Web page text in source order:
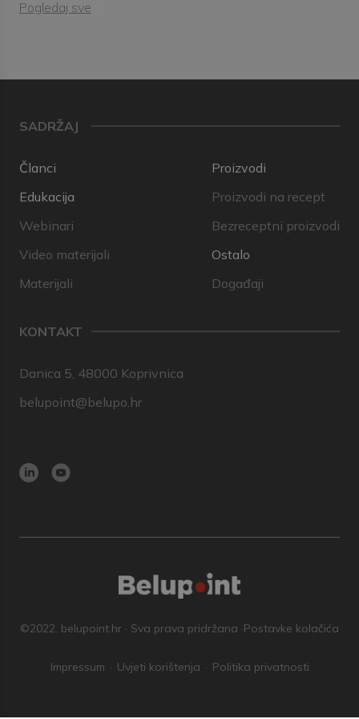
Pogledaj sve
SADRŽAJ
Članci
Edukacija
Webinari
Video materijali
Materijali
Proizvodi
Proizvodi na recept
Bezreceptni proizvodi
Ostalo
Događaji
KONTAKT
Danica 5, 48000 Koprivnica
belupoint@belupo.hr
©2022. belupoint.hr · Sva prava pridržana ·Postavke kolačića
Impressum Uvjeti korištenja Politika privatnosti